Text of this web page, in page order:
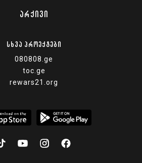
ᲐᲠᲥᲘᲕᲘ
ᲡᲮᲕᲐ ᲞᲠᲝᲔᲥᲢᲔᲑᲘ
080808.ge
toc.ge
rewars21.org